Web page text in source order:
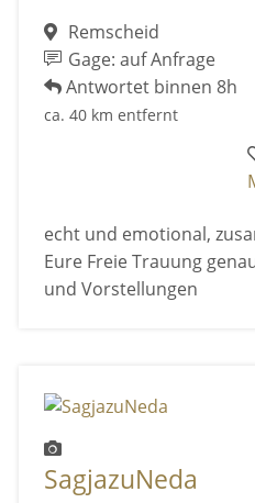
Remscheid
Gage: auf Anfrage
Antwortet binnen 8h
ca. 40 km entfernt
echt und emotional,
Eure Freie Trauung
und Vorstellungen
SagjazuNeda